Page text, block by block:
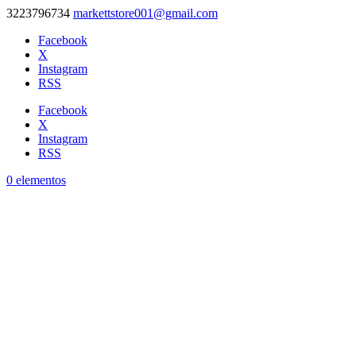
3223796734 markettstore001@gmail.com
Facebook
X
Instagram
RSS
Facebook
X
Instagram
RSS
0 elementos